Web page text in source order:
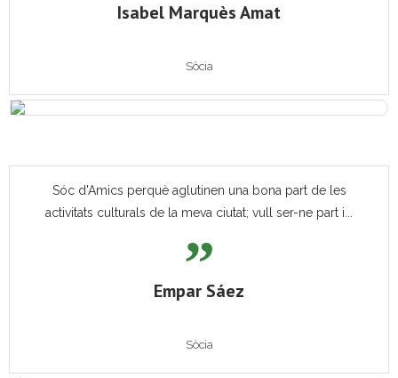
Isabel Marquès Amat
Sòcia
Sóc d'Amics perquè aglutinen una bona part de les
activitats culturals de la meva ciutat; vull ser-ne part i...
Empar Sáez
Sòcia